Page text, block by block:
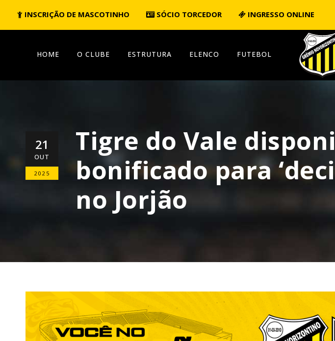
INSCRIÇÃO DE MASCOTINHO SÓCIO TORCEDOR INGRESSO ONLINE
HOME O CLUBE ESTRUTURA ELENCO FUTEBOL
21
OUT
2025
Tigre do Vale
bonificado para
no Jorjão